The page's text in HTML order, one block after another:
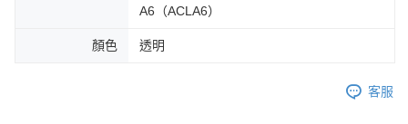
A6（ACLA6）
顏色 透明
客服